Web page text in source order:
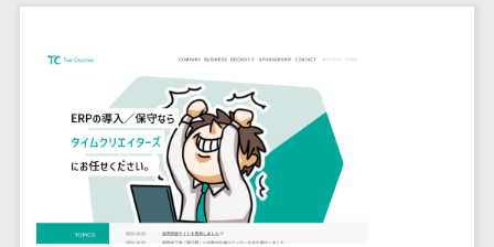
AI自動電話応答>
コールセンター音声認識>
カスタマーサクセスツール>
ITサービスマネジメントツール>
理システム
ル
ISMS管理ツー
ル
リーガルリサ
ーチサービス
安否確認サー
ビス